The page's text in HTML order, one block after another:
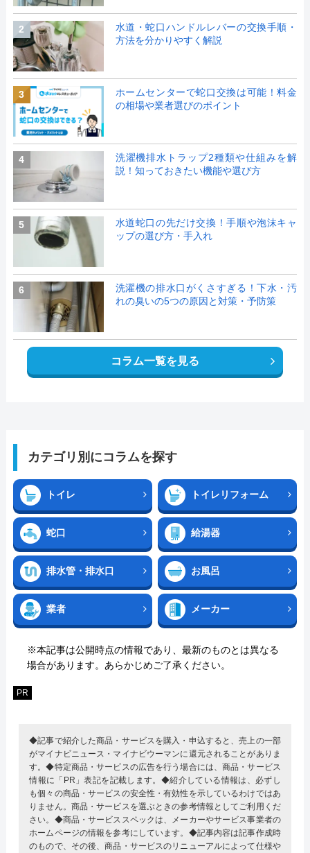
2
水道・蛇口ハンドルレバーの交換手順・
方法を分かりやすく解説
3
ホームセンターで蛇口交換は可能！料金
の相場や業者選びのポイント
4
洗濯機排水トラップ2種類や仕組みを解
説！知っておきたい機能や選び方
5
水道蛇口の先だけ交換！手順や泡沫キャ
ップの選び方・手入れ
6
洗濯機の排水口がくさすぎる！下水・汚
れの臭いの5つの原因と対策・予防策
コラム一覧を見る
カテゴリ別にコラムを探す
トイレ トイレリフォーム
蛇口 給湯器
排水管・排水口 お風呂
業者 メーカー
※本記事は公開時点の情報であり、最新のものとは異なる
場合があります。あらかじめご了承ください。
PR
◆記事で紹介した商品・サービスを購入・申込すると、売上の一部
がマイナビニュース・マイナビウーマンに還元されることがありま
す。◆特定商品・サービスの広告を行う場合には、商品・サービス
情報に「PR」表記を記載します。◆紹介している情報は、必ずし
も個々の商品・サービスの安全性・有効性を示しているわけではあ
りません。商品・サービスを選ぶときの参考情報としてご利用くだ
さい。◆商品・サービススペックは、メーカーやサービス事業者の
ホームページの情報を参考にしています。◆記事内容は記事作成時
のもので、その後、商品・サービスのリニューアルによって仕様や